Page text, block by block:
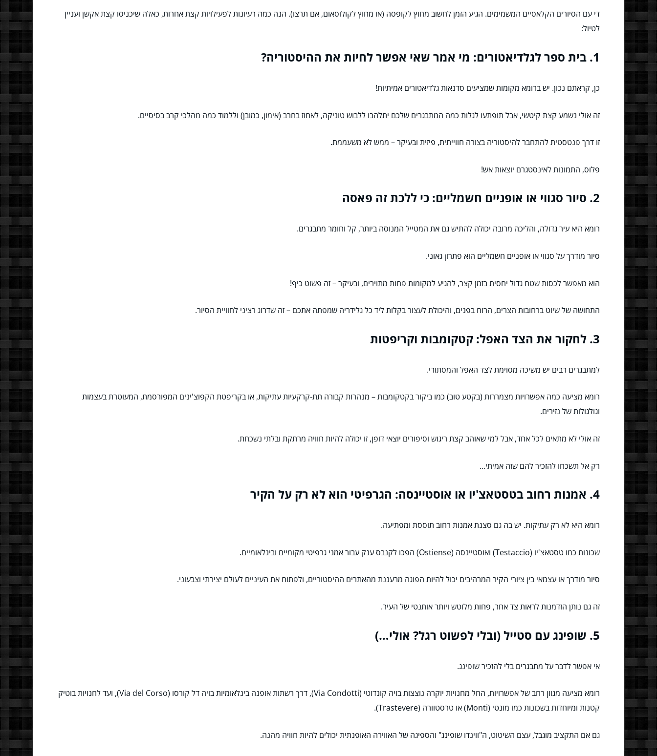
די עם הסיורים הקלאסיים המשמימים. הגיע הזמן לחשוב מחוץ לקופסה (או מחוץ לקולוסאום, אם תרצו). הנה כמה רעיונות לפעילויות קצת אחרות, כאלה שיכניסו קצת אקשן ועניין
לטיול:
1. בית ספר לגלדיאטורים: מי אמר שאי אפשר לחיות את ההיסטוריה?
כן, קראתם נכון. יש ברומא מקומות שמציעים סדנאות גלדיאטורים אמיתיות!
זה אולי נשמע קצת קיטשי, אבל תופתעו לגלות כמה המתבגרים שלכם יתלהבו ללבוש טוניקה, לאחוז בחרב (אימון, כמובן) וללמוד כמה מהלכי קרב בסיסיים.
זו דרך פנטסטית להתחבר להיסטוריה בצורה חווייתית, פיזית ובעיקר – ממש לא משעממת.
פלוס, התמונות לאינסטגרם יוצאות אש!
2. סיור סגווי או אופניים חשמליים: כי ללכת זה פאסה
רומא היא עיר גדולה, והליכה מרובה יכולה להתיש גם את המטייל המנוסה ביותר, קל וחומר מתבגרים.
סיור מודרך על סגווי או אופניים חשמליים הוא פתרון גאוני.
הוא מאפשר לכסות שטח גדול יחסית בזמן קצר, להגיע למקומות פחות מתוירים, ובעיקר – זה פשוט כיף!
התחושה של שיוט ברחובות הצרים, הרוח בפנים, והיכולת לעצור בקלות ליד כל גלידריה שמפתה אתכם – זה שדרוג רציני לחוויית הסיור.
3. לחקור את הצד האפל: קטקומבות וקריפטות
למתבגרים רבים יש משיכה מסוימת לצד האפל והמסתורי.
רומא מציעה כמה אפשרויות מצמררות (בקטע טוב) כמו ביקור בקטקומבות – מנהרות קבורה תת-קרקעיות עתיקות, או בקריפטת הקפוצ'ינים המפורסמת, המעוטרת בעצמות
וגולגולות של נזירים.
זה אולי לא מתאים לכל אחד, אבל למי שאוהב קצת ריגוש וסיפורים יוצאי דופן, זו יכולה להיות חוויה מרתקת ובלתי נשכחת.
רק אל תשכחו להזכיר להם שזה אמיתי…
4. אמנות רחוב בטסטאצ'יו או אוסטיינסה: הגרפיטי הוא לא רק על הקיר
רומא היא לא רק עתיקות. יש בה גם סצנת אמנות רחוב תוססת ומפתיעה.
שכונות כמו טסטאצ'יו (Testaccio) ואוסטיינסה (Ostiense) הפכו לקנבס ענק עבור אמני גרפיטי מקומיים ובינלאומיים.
סיור מודרך או עצמאי בין ציורי הקיר המרהיבים יכול להיות הפוגה מרעננת מהאתרים ההיסטוריים, ולפתוח את העיניים לעולם יצירתי וצבעוני.
זה גם נותן הזדמנות לראות צד אחר, פחות מלוטש ויותר אותנטי של העיר.
5. שופינג עם סטייל (ובלי לפשוט רגל? אולי…)
אי אפשר לדבר על מתבגרים בלי להזכיר שופינג.
רומא מציעה מגוון רחב של אפשרויות, החל מחנויות יוקרה נוצצות בויה קונדוטי (Via Condotti), דרך רשתות אופנה בינלאומיות בויה דל קורסו (Via del Corso), ועד לחנויות בוטיק
קטנות ומיוחדות בשכונות כמו מונטי (Monti) או טרסטוורה (Trastevere).
גם אם התקציב מוגבל, עצם השיטוט, ה"ווינדו שופינג" והספיגה של האווירה האופנתית יכולים להיות חוויה מהנה.